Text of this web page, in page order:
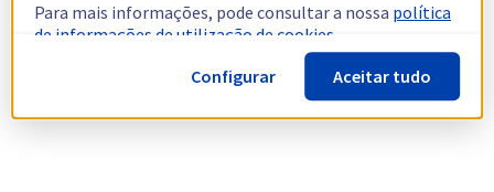
Para mais informações, pode consultar a nossa política
de informações de utilização de cookies.
Configurar
Aceitar tudo